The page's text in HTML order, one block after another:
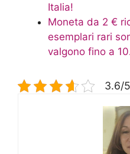
Italia!
Moneta da 2 €
esemplari rari
valgono fino a
3.6/